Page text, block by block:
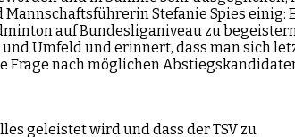
Stefanie Spies einig:
auf Bundesliganiveau zu
Umfeld und erinnert, dass man sich
nach möglichen
geleistet wird und dass der TSV zu